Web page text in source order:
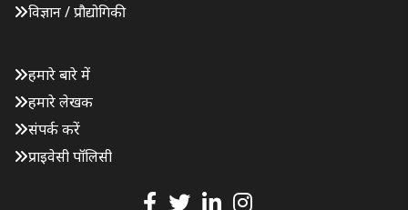
विज्ञान / प्रौद्योगिकी
हमारे बारे में
हमारे लेखक
संपर्क करें
प्राइवेसी पॉलिसी